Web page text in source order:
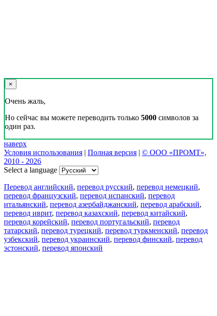
×
Очень жаль,
Но сейчас вы можете переводить только 5000 символов за
один раз.
наверх
Условия использования | Полная версия | © ООО «ПРОМТ»,
2010 - 2026
Select a language
Перевод английский, перевод русский, перевод немецкий,
перевод французский, перевод испанский, перевод
итальянский, перевод азербайджанский, перевод арабский,
перевод иврит, перевод казахский, перевод китайский,
перевод корейский, перевод португальский, перевод
татарский, перевод турецкий, перевод туркменский, перевод
узбекский, перевод украинский, перевод финский, перевод
эстонский, перевод японский